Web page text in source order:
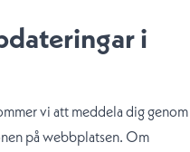
i
vi att meddela dig genom
på webbplatsen. Om